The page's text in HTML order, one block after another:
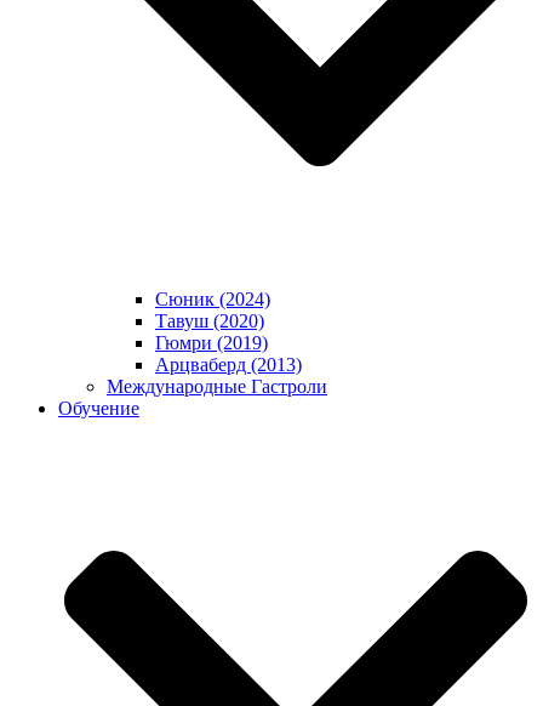
Сюник (2024)
Тавуш (2020)
Гюмри (2019)
Арцваберд (2013)
Международные Гастроли
Обучение